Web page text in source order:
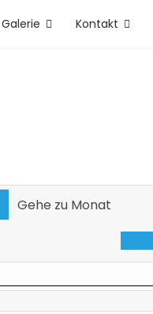
Galerie Kontakt
Gehe zu Monat